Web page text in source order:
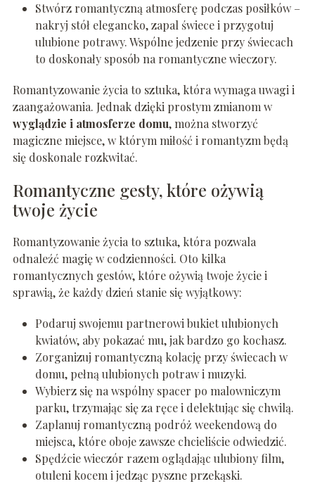
Stwórz romantyczną atmosferę podczas posiłków –
nakryj stół elegancko, zapal świece i przygotuj
ulubione potrawy. Wspólne jedzenie przy świecach
to doskonały sposób na romantyczne wieczory.
Romantyzowanie życia to sztuka, która wymaga uwagi i
zaangażowania. Jednak dzięki prostym zmianom w
wyglądzie i atmosferze domu, można stworzyć
magiczne miejsce, w którym miłość i romantyzm będą
się doskonale rozkwitać.
Romantyczne gesty, które ożywią
twoje życie
Romantyzowanie życia to sztuka, która pozwala
odnaleźć magię w codzienności. Oto kilka
romantycznych gestów, które ożywią twoje życie i
sprawią, że każdy dzień stanie się wyjątkowy:
Podaruj swojemu partnerowi bukiet ulubionych
kwiatów, aby pokazać mu, jak bardzo go kochasz.
Zorganizuj romantyczną kolację przy świecach w
domu, pełną ulubionych potraw i muzyki.
Wybierz się na wspólny spacer po malowniczym
parku, trzymając się za ręce i delektując się chwilą.
Zaplanuj romantyczną podróż weekendową do
miejsca, które oboje zawsze chcieliście odwiedzić.
Spędźcie wieczór razem oglądając ulubiony film,
otuleni kocem i jedząc pyszne przekąski.